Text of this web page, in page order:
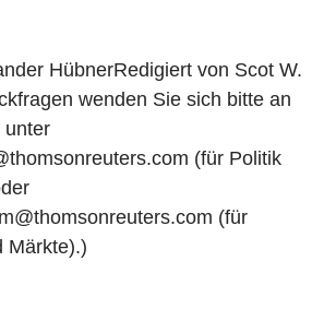
HübnerRedigiert von Scot W.
wenden Sie sich bitte an
unter
(für Politik
(für
Märkte).)